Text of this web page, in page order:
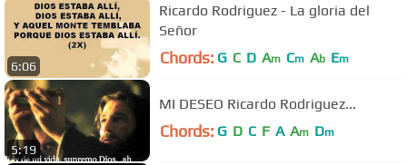
6:06
Ricardo Rodriguez - La gloria del
Señor
Chords: G C D Am Cm Ab Em
5:19
MI DESEO Ricardo Rodriguez...
Chords: G D C F A Am Dm